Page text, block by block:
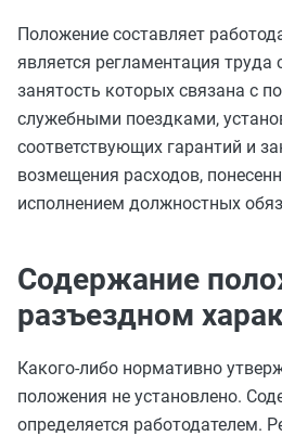
Положение составляет
является регламентация труда
занятость которых связана с
служебными поездками,
соответствующих гарантий и
возмещения расходов,
исполнением должностных
Содержание
разъездном
Какого-либо нормативно
положения не установлено.
определяется работодателем.